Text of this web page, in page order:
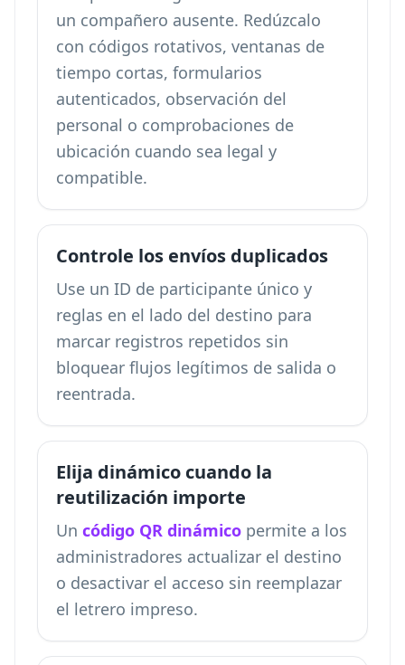
un compañero ausente. Redúzcalo
con códigos rotativos, ventanas de
tiempo cortas, formularios
autenticados, observación del
personal o comprobaciones de
ubicación cuando sea legal y
compatible.
Controle los envíos duplicados
Use un ID de participante único y
reglas en el lado del destino para
marcar registros repetidos sin
bloquear flujos legítimos de salida o
reentrada.
Elija dinámico cuando la
reutilización importe
Un código QR dinámico permite a los
administradores actualizar el destino
o desactivar el acceso sin reemplazar
el letrero impreso.